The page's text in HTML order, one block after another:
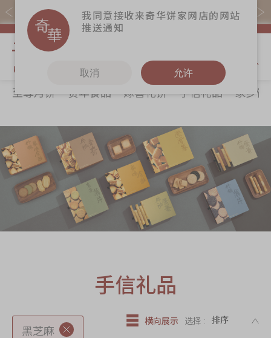
易赏钱会员凭推广码购买现货产品可赚易赏钱($5=1分)
关于奇华
最新推广
分店网络
商务销售
嫁喜须知
奇华网志
奇华饼食
贺年食品
嫁喜礼饼
手信礼品
家乡饼食
时令食品
迪士尼系列
奇华LINE
FRIENDS礼盒
更多
奇华工作坊
奇华茶室
联络奇华
加入奇华
至尊月饼 贺年食品 嫁喜礼饼 手信礼品
家乡饼
手信礼品
黑芝麻
横向展示 选择 :
我同意接收来奇华饼家网店的网站
推送通知
取消 允许